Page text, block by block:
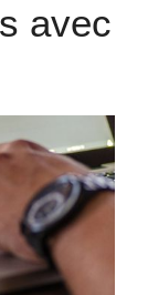
avec